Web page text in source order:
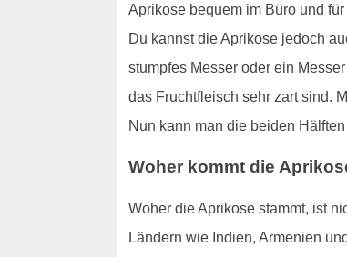
Aprikose bequem im Büro und
Du kannst die Aprikose jedoch
stumpfes Messer oder ein
das Fruchtfleisch sehr zart sind.
Nun kann man die beiden
Woher kommt die
Woher die Aprikose stammt, ist
Ländern wie Indien, Armenien